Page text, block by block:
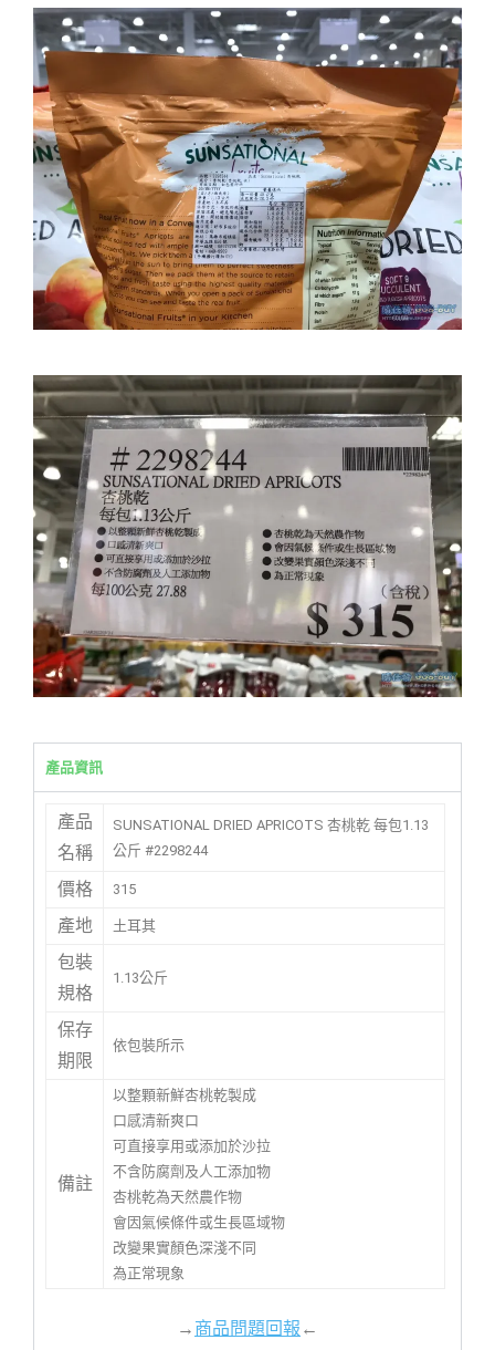
產品資訊
產品
名稱
SUNSATIONAL DRIED APRICOTS 杏桃乾 每包1.13
公斤 #2298244
價格 315
產地 土耳其
包裝
規格
1.13公斤
保存
期限
依包裝所示
備註
以整顆新鮮杏桃乾製成
口感清新爽口
可直接享用或添加於沙拉
不含防腐劑及人工添加物
杏桃乾為天然農作物
會因氣候條件或生長區域物
改變果實顏色深淺不同
為正常現象
→商品問題回報←